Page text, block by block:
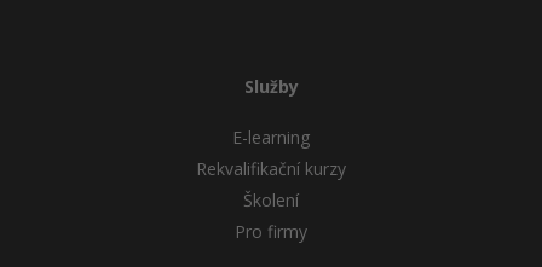
Služby
E-learning
Rekvalifikační kurzy
Školení
Pro firmy